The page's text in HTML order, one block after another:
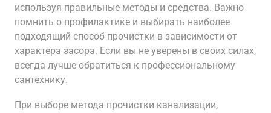
используя правильные методы и средства. Важно
помнить о профилактике и выбирать наиболее
подходящий способ прочистки в зависимости от
характера засора. Если вы не уверены в своих силах,
всегда лучше обратиться к профессиональному
сантехнику.
При выборе метода прочистки канализации,